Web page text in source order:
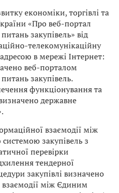
економіки, торгівлі та
«Про веб-портал
закупівель» від
телекомунікаційну
в мережі Інтернет:
веб-порталом
закупівель.
функціонування та
державне
взаємодії між
закупівель з
перевірки
тендерної
закупівлі визначено
між Єдиним